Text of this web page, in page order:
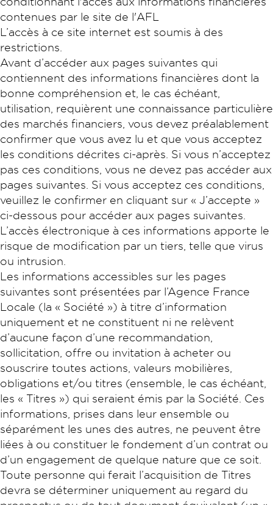
contenues par le site de l'AFL
L’accès à ce site internet est soumis à des
restrictions.
Avant d’accéder aux pages suivantes qui
contiennent des informations financières dont la
bonne compréhension et, le cas échéant,
utilisation, requièrent une connaissance particulière
des marchés financiers, vous devez préalablement
confirmer que vous avez lu et que vous acceptez
les conditions décrites ci-après. Si vous n’acceptez
pas ces conditions, vous ne devez pas accéder aux
pages suivantes. Si vous acceptez ces conditions,
veuillez le confirmer en cliquant sur « J’accepte »
ci-dessous pour accéder aux pages suivantes.
L’accès électronique à ces informations apporte le
risque de modification par un tiers, telle que virus
ou intrusion.
Les informations accessibles sur les pages
suivantes sont présentées par l’Agence France
Locale (la « Société ») à titre d’information
uniquement et ne constituent ni ne relèvent
d’aucune façon d’une recommandation,
sollicitation, offre ou invitation à acheter ou
souscrire toutes actions, valeurs mobilières,
obligations et/ou titres (ensemble, le cas échéant,
les « Titres ») qui seraient émis par la Société. Ces
informations, prises dans leur ensemble ou
séparément les unes des autres, ne peuvent être
liées à ou constituer le fondement d’un contrat ou
d’un engagement de quelque nature que ce soit.
Toute personne qui ferait l’acquisition de Titres
devra se déterminer uniquement au regard du